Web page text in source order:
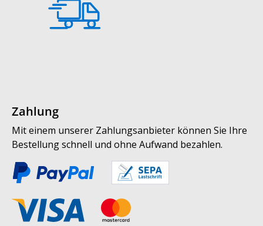
Zahlung
Mit einem unserer Zahlungsanbieter können Sie Ihre
Bestellung schnell und ohne Aufwand bezahlen.